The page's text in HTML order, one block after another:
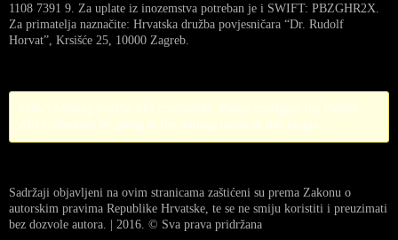
1108 7391 9. Za uplate iz inozemstva potreban je i SWIFT: PBZGHR2X.
Za primatelja naznačite: Hrvatska družba povjesničara “Dr. Rudolf
Horvat”, Krsišće 25, 10000 Zagreb.
Sadržaji objavljeni na ovim stranicama zaštićeni su prema Zakonu o
autorskim pravima Republike Hrvatske, te se ne smiju koristiti i preuzimati
bez dozvole autora. | 2016. © Sva prava pridržana